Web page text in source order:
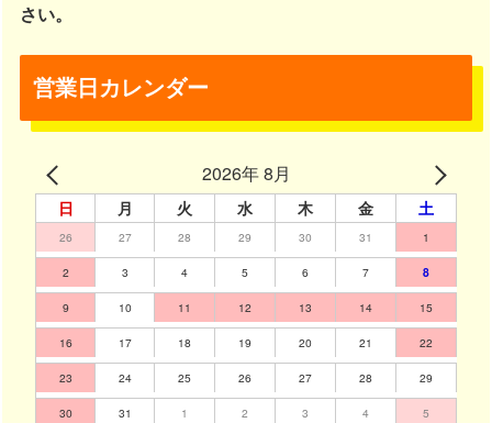
さい。
営業日カレンダー
2026年 8月
日 月 火 水 木 金 土
26 27 28 29 30 31 1
2 3 4 5 6 7 8
9 10 11 12 13 14 15
16 17 18 19 20 21 22
23 24 25 26 27 28 29
30 31 1 2 3 4 5